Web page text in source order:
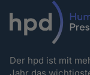
Der hpd ist mit